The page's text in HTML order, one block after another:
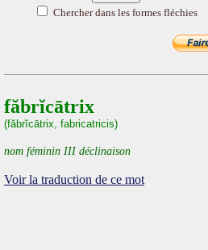
Chercher dans les formes fléchies
făbrĭcātrix
(făbrĭcātrix, fabricatricis)
nom féminin III déclinaison
Voir la traduction de ce mot